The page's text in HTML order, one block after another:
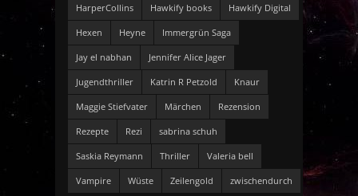
HarperCollins Hawkify books Hawkify Digital
Hexen Heyne Immergrün Saga
Jay el nabhan Jennifer Alice Jager
Jugendthriller Katrin R Petzold Knaur
Maggie Stiefvater Märchen Rezension
Rezepte Rezi sabrina schuh
Saskia Reymann Thriller Valeria bell
Vampire Wüste Zeilengold zwischendurch